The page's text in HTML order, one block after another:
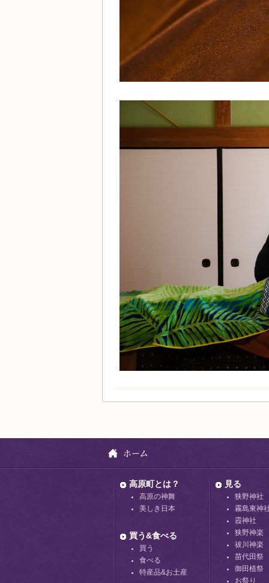
高原町とは？
高原の神舞
美しき日本
買う&食べる
買う
食べる
特産品&お土産
見る
狭野神社
霧島東神
霞神社
狭野神楽
祓川神楽
苗代田祭
御田植祭
お祭り